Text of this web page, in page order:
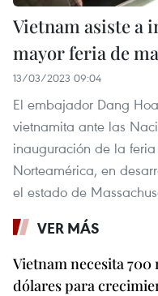
Vietnam asiste a
mayor feria de
13/03/2023 09:04
El embajador Dang
vietnamita ante las
inauguración de la
Norteamérica, en
el estado de
VER MÁS
Vietnam necesita
dólares para